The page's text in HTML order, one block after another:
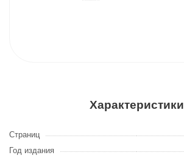
Характеристики
Страниц
Год издания